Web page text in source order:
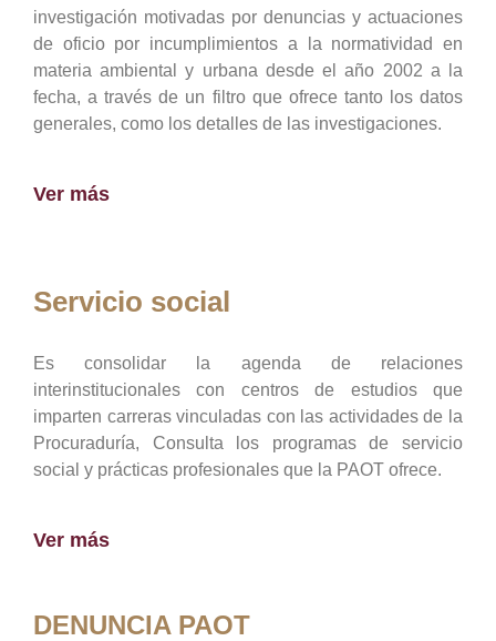
investigación motivadas por denuncias y actuaciones
de oficio por incumplimientos a la normatividad en
materia ambiental y urbana desde el año 2002 a la
fecha, a través de un filtro que ofrece tanto los datos
generales, como los detalles de las investigaciones.
Ver más
Servicio social
Es consolidar la agenda de relaciones
interinstitucionales con centros de estudios que
imparten carreras vinculadas con las actividades de la
Procuraduría, Consulta los programas de servicio
social y prácticas profesionales que la PAOT ofrece.
Ver más
DENUNCIA PAOT